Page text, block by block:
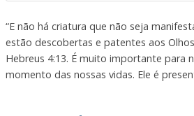
“E não há criatura que não seja
estão descobertas e patentes aos
Hebreus 4:13. É muito importante para
momento das nossas vidas. Ele é